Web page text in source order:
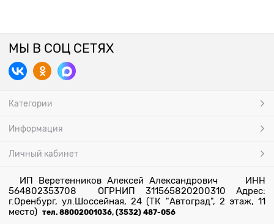
МЫ В СОЦ СЕТЯХ
Категории
Информация
Личный кабинет
ИП Веретенников Алексей Александрович ИНН
564802353708 ОГРНИП 311565820200310 Адрес:
г.Оренбург, ул.Шоссейная, 24 (ТК "Автоград", 2 этаж, 11
место) тел. 88002001036, (3532) 487-056